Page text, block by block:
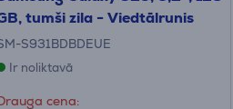
tumši zila - Viedtālrunis
S931BDBDEUE
Ir noliktavā
cena: